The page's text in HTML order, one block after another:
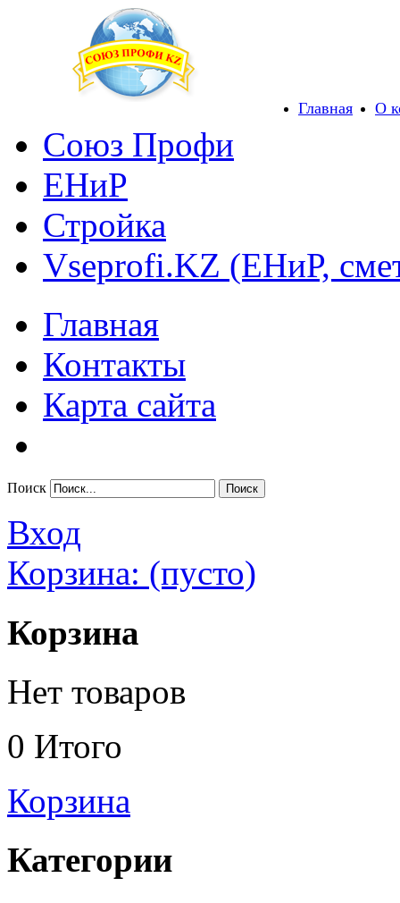
Главная О
Союз Профи
ЕНиР
Стройка
Vseprofi.KZ (ЕНиР,
Главная
Контакты
Карта сайта
Поиск
Вход
Корзина: (пусто)
Корзина
Нет товаров
0 Итого
Корзина
Категории